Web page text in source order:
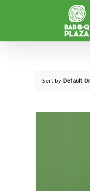
Sort by Default